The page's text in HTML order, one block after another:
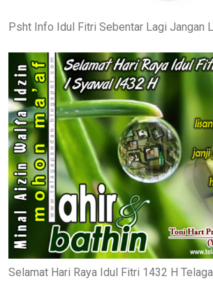
Psht Info Idul Fitri Sebentar Lagi Jangan
Selamat Hari Raya Idul Fitri 1432 H